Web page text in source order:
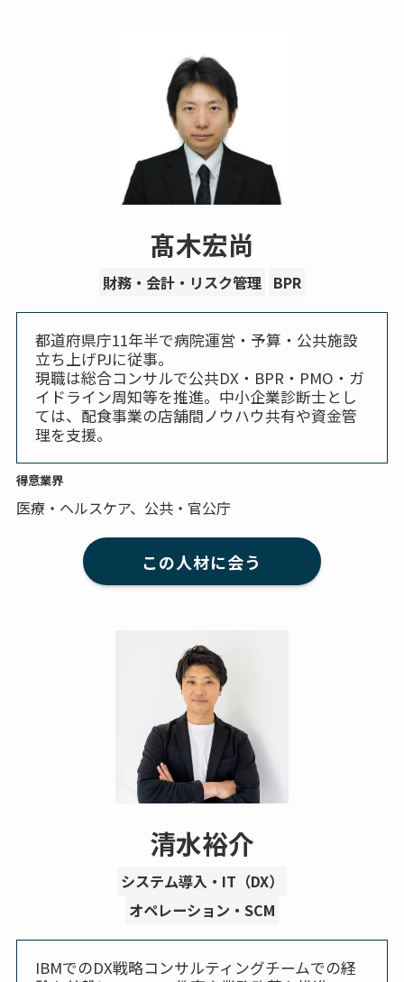
髙木宏尚
財務・会計・リスク管理 BPR
都道府県庁11年半で病院運営・予算・公共施設
立ち上げPJに従事。
現職は総合コンサルで公共DX・BPR・PMO・ガ
イドライン周知等を推進。中小企業診断士とし
ては、配食事業の店舗間ノウハウ共有や資金管
理を支援。
得意業界
医療・ヘルスケア、公共・官公庁
この人材に会う
清水裕介
システム導入・IT（DX）
オペレーション・SCM
IBMでのDX戦略コンサルティングチームでの経